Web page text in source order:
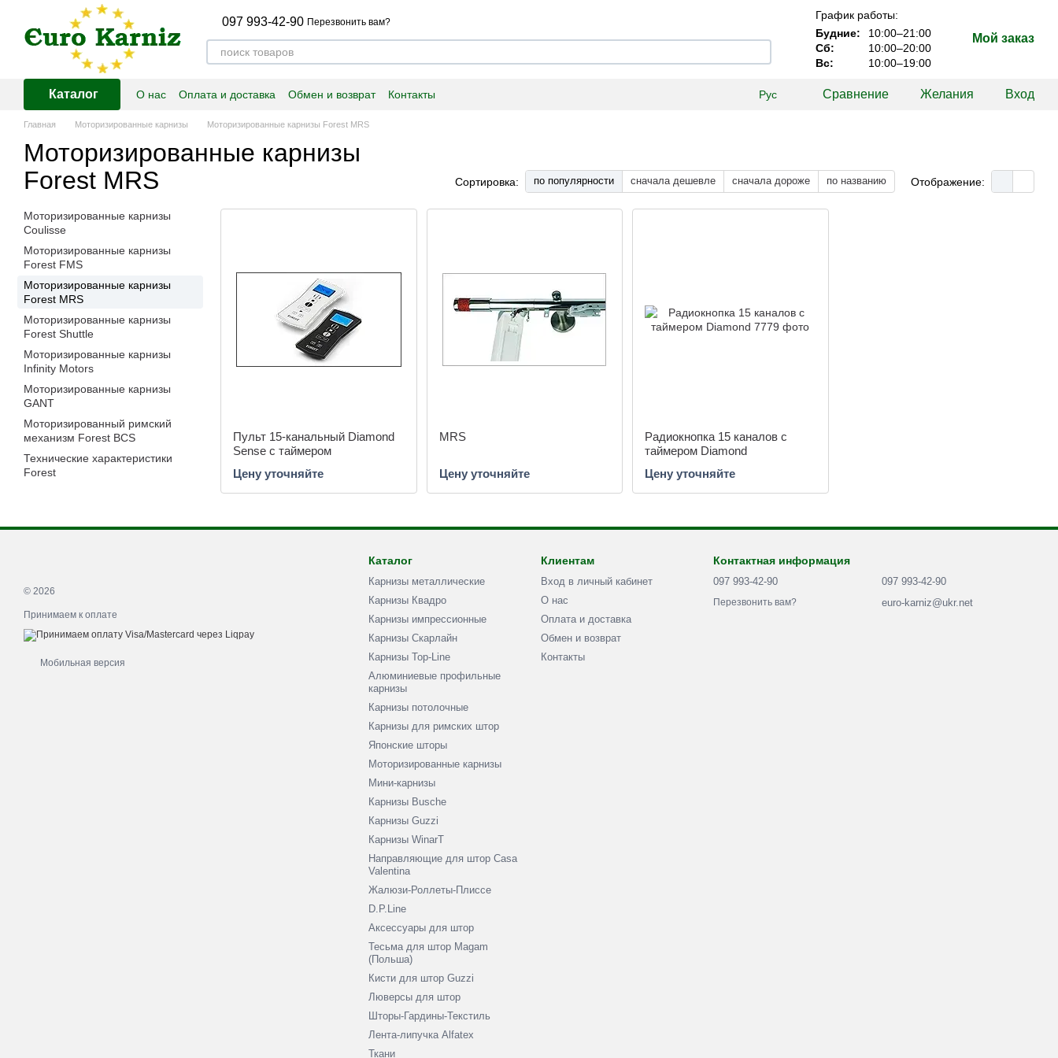
Перейти к основному контенту
097 993-42-90 Перезвонить вам?
График работы:
Будние:
10:00–21:00
Сб:
10:00–20:00
Вс:
10:00–19:00
Мой заказ
Каталог О нас Оплата и доставка Обмен и возврат Контакты Рус Сравнение Желания Вход
Главная Моторизированные карнизы Моторизированные карнизы Forest MRS
Моторизированные карнизы
Forest MRS
Сортировка: по популярности сначала дешевле сначала дороже по названию Отображение:
Пульт 15-канальный Diamond
Sense с таймером
Цену уточняйте
MRS
Цену уточняйте
Радиокнопка 15 каналов с
таймером Diamond
Цену уточняйте
Моторизированные карнизы
Coulisse
Моторизированные карнизы
Forest FMS
Моторизированные карнизы
Forest MRS
Моторизированные карнизы
Forest Shuttle
Моторизированные карнизы
Infinity Motors
Моторизированные карнизы
GANT
Моторизированный римский
механизм Forest BCS
Технические характеристики
Forest
© 2026
Принимаем к оплате
Мобильная версия
Каталог
Карнизы металлические
Карнизы Квадро
Карнизы импрессионные
Карнизы Скарлайн
Карнизы Top-Line
Алюминиевые профильные
карнизы
Карнизы потолочные
Карнизы для римских штор
Японские шторы
Моторизированные карнизы
Мини-карнизы
Карнизы Busche
Карнизы Guzzi
Карнизы WinarT
Направляющие для штор Casa
Valentina
Жалюзи-Роллеты-Плиссе
D.P.Line
Аксессуары для штор
Тесьма для штор Magam
(Польша)
Кисти для штор Guzzi
Люверсы для штор
Шторы-Гардины-Текстиль
Лента-липучка Alfatex
Ткани
Клиентам
Вход в личный кабинет
О нас
Оплата и доставка
Обмен и возврат
Контакты
Контактная информация
097 993-42-90
Перезвонить вам?
097 993-42-90
euro-karniz@ukr.net